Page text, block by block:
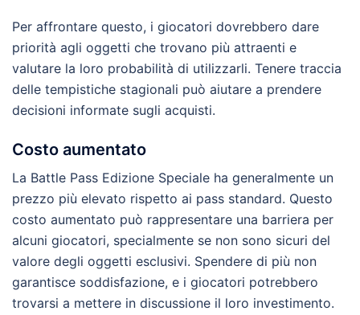
Per affrontare questo, i giocatori dovrebbero dare
priorità agli oggetti che trovano più attraenti e
valutare la loro probabilità di utilizzarli. Tenere traccia
delle tempistiche stagionali può aiutare a prendere
decisioni informate sugli acquisti.
Costo aumentato
La Battle Pass Edizione Speciale ha generalmente un
prezzo più elevato rispetto ai pass standard. Questo
costo aumentato può rappresentare una barriera per
alcuni giocatori, specialmente se non sono sicuri del
valore degli oggetti esclusivi. Spendere di più non
garantisce soddisfazione, e i giocatori potrebbero
trovarsi a mettere in discussione il loro investimento.